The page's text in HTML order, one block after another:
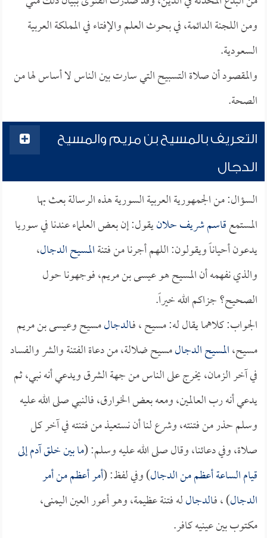
ومن اللجنة الدائمة، في بحوث العلم والإفتاء في المملكة العربية
السعودية.
والمقصود أن صلاة التسبيح التي سارت بين الناس لا أساس لها من
الصحة.
التعريف بالمسيح بن مريم والمسيح
الدجال
السؤال: من الجمهورية العربية السورية هذه الرسالة بعث بها
المستمعقاسم شريف حلانيقول: إن بعض العلماء عندنا في سوريا
يدعون أحياناً ويقولون: اللهم أجرنا من فتنةالمسيح الدجال،
والذي نفهمه أن المسيح هو عيسى بن مريم، فوجهونا حول
الصحيح؟ جزاكم الله خيراً.
الجواب: كلاهما يقال له: مسيح ، فـالدجالمسيح وعيسى بن مريم
مسيح،المسيح الدجالمسيح ضلالة، من دعاة الفتنة والشر والفساد
في آخر الزمان، يخرج على الناس من جهة الشرق ويدعي أنه نبي، ثم
يدعي أنه رب العالمين، ومعه بعض الخوارق، فالنبي صلى الله عليه
وسلم حذر من فتنته، وشرع لنا أن نستعيذ من فتنته في آخر كل
صلاة، وفي دعائنا، وقال صلى الله عليه وسلم: (ما بين خلق آدم إلى
قيام الساعة أعظم منالدجال) وفي لفظ: (أمر أعظم من أمر
الدجال) ، فـالدجالله فتنة عظيمة، وهو أعور العين اليمنى،
مكتوب بين عينيه كافر.